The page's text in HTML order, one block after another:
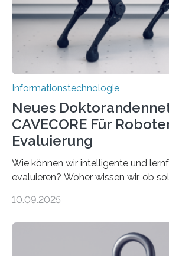
immer größer werden und riesige
verarbeiten müssen, steigt der
Rechenarchitekturen. Neben
rücken dabei insbesondere…
Informationstechnologie
Neues
CAVECORE Für
Evaluierung
Wie können wir intelligente und
evaluieren? Woher wissen wir, ob
sich CAVECORE – ein neues Marie
koordiniert wird. Ab dem 1.
über einen Zeitraum von vier Jahren
10.09.2025